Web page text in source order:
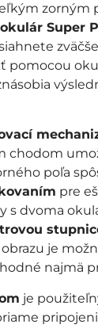
zorným
okulár Super
pomocou
chodom
poľa
pre
s dvoma
je
najmä
je